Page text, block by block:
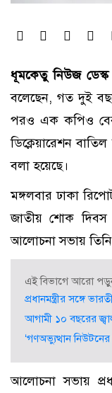
ধূমকেতু নিউজ
বলেছেন, গত দুই
পরও এক কপিও
ডিক্লেয়ারেশন
বলা হয়েছে।
মঙ্গলবার ঢাকা
জাতীয় শোক দিবস
আলোচনা সভায়
এই বিভাগে আরো
প্রধানমন্ত্রীর সঙ্গে
আগামী ১০ বছরের
‘গণঅভ্যুত্থান
আলোচনা সভায়